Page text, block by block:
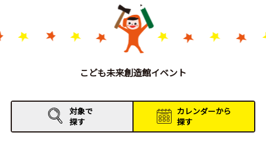
こども未来創造館イベント
対象で
探す
カレンダーから
探す